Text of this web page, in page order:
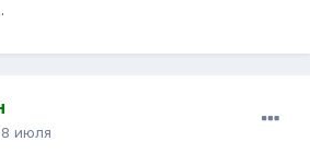
8 июля